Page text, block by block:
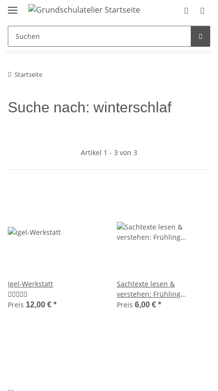
Startseite
Suche nach: winterschlaf
Artikel 1 - 3 von 3
Igel-Werkstatt
Preis 12,00 € *
Sachtexte lesen &
verstehen: Frühling
(Leseübungen, Klassen 3-4)
Preis 6,00 € *